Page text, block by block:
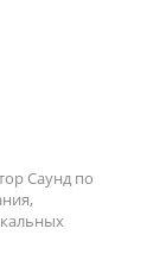
Саунд по